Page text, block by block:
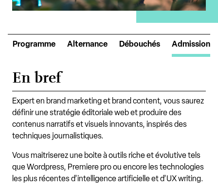
Programme Alternance Débouchés Admission
En bref
Expert en brand marketing et brand content, vous saurez
définir une stratégie éditoriale web et produire des
contenus narratifs et visuels innovants, inspirés des
techniques journalistiques.
Vous maitriserez une boite à outils riche et évolutive tels
que Wordpress, Premiere pro ou encore les technologies
les plus récentes d’intelligence artificielle et d’UX writing.